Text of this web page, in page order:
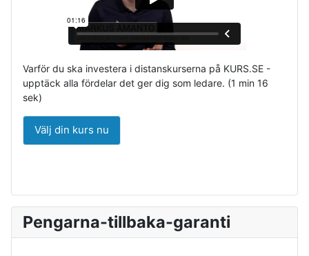
Varför du ska investera i distanskurserna på KURS.SE -
upptäck alla fördelar det ger dig som ledare. (1 min 16
sek)
Välj din kurs nu
Pengarna-tillbaka-garanti